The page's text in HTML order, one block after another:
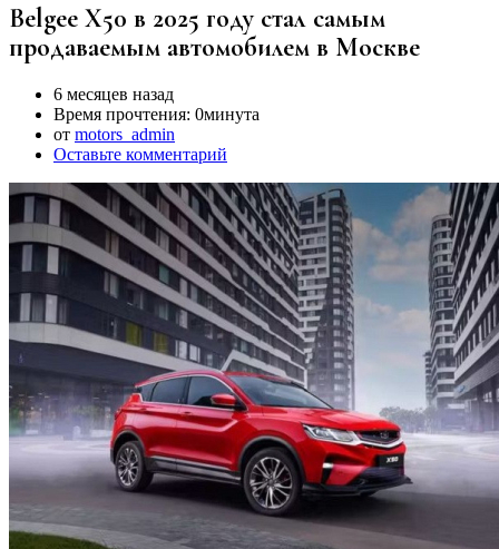
Belgee X50 в 2025 году стал самым
продаваемым автомобилем в Москве
6 месяцев назад
Время прочтения: 0минута
от motors_admin
Оставьте комментарий